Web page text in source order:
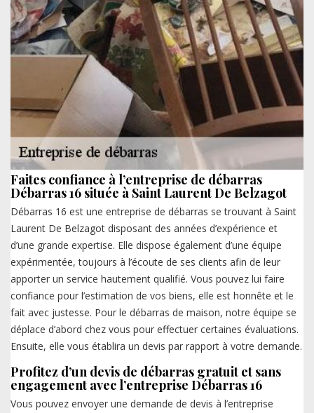
Faites confiance à l’entreprise de débarras
Débarras 16 située à Saint Laurent De Belzagot
Débarras 16 est une entreprise de débarras se trouvant à Saint
Laurent De Belzagot disposant des années d’expérience et
d’une grande expertise. Elle dispose également d’une équipe
expérimentée, toujours à l’écoute de ses clients afin de leur
apporter un service hautement qualifié. Vous pouvez lui faire
confiance pour l’estimation de vos biens, elle est honnête et le
fait avec justesse. Pour le débarras de maison, notre équipe se
déplace d’abord chez vous pour effectuer certaines évaluations.
Ensuite, elle vous établira un devis par rapport à votre demande.
Profitez d’un devis de débarras gratuit et sans
engagement avec l’entreprise Débarras 16
Vous pouvez envoyer une demande de devis à l’entreprise